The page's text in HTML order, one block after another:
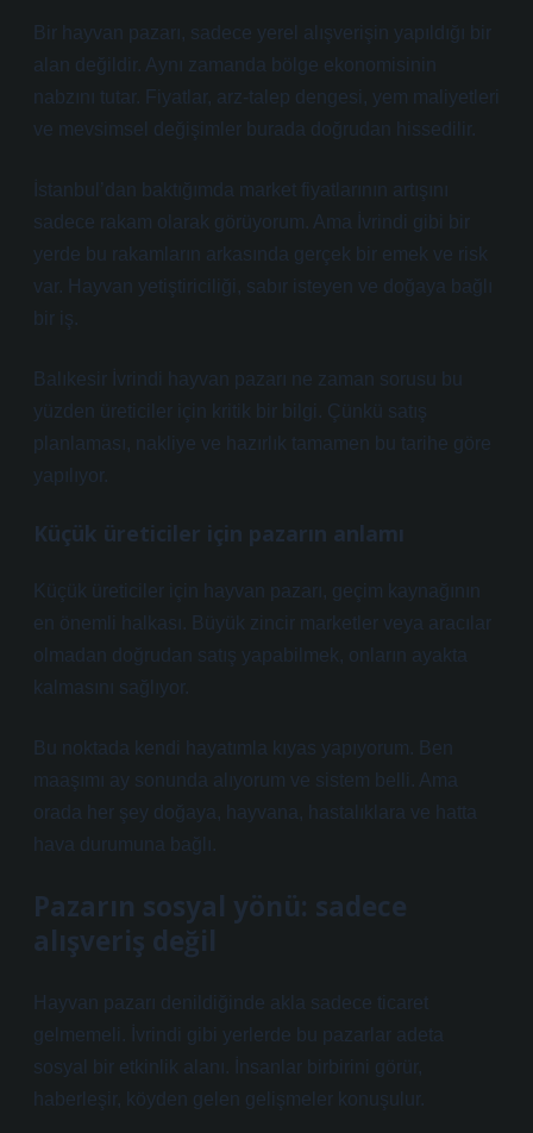
Bir hayvan pazarı, sadece yerel alışverişin yapıldığı bir
alan değildir. Aynı zamanda bölge ekonomisinin
nabzını tutar. Fiyatlar, arz-talep dengesi, yem maliyetleri
ve mevsimsel değişimler burada doğrudan hissedilir.
İstanbul’dan baktığımda market fiyatlarının artışını
sadece rakam olarak görüyorum. Ama İvrindi gibi bir
yerde bu rakamların arkasında gerçek bir emek ve risk
var. Hayvan yetiştiriciliği, sabır isteyen ve doğaya bağlı
bir iş.
Balıkesir İvrindi hayvan pazarı ne zaman sorusu bu
yüzden üreticiler için kritik bir bilgi. Çünkü satış
planlaması, nakliye ve hazırlık tamamen bu tarihe göre
yapılıyor.
Küçük üreticiler için pazarın anlamı
Küçük üreticiler için hayvan pazarı, geçim kaynağının
en önemli halkası. Büyük zincir marketler veya aracılar
olmadan doğrudan satış yapabilmek, onların ayakta
kalmasını sağlıyor.
Bu noktada kendi hayatımla kıyas yapıyorum. Ben
maaşımı ay sonunda alıyorum ve sistem belli. Ama
orada her şey doğaya, hayvana, hastalıklara ve hatta
hava durumuna bağlı.
Pazarın sosyal yönü: sadece
alışveriş değil
Hayvan pazarı denildiğinde akla sadece ticaret
gelmemeli. İvrindi gibi yerlerde bu pazarlar adeta
sosyal bir etkinlik alanı. İnsanlar birbirini görür,
haberleşir, köyden gelen gelişmeler konuşulur.